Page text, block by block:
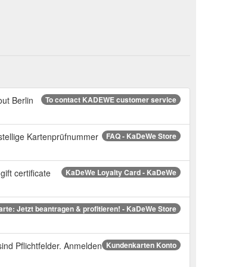
To contact KADEWE customer service
Berlin
FAQ - KaDeWe Store
Kartenprüfnummer
KaDeWe Loyalty Card - KaDeWe
certificate
Jetzt beantragen & profitieren! - KaDeWe Store
Kundenkarten Konto
Pflichtfelder. Anmelden